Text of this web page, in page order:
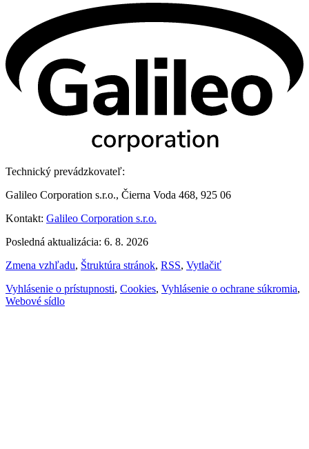
Technický prevádzkovateľ:
Galileo Corporation s.r.o., Čierna Voda 468, 925 06
Kontakt: Galileo Corporation s.r.o.
Posledná aktualizácia: 6. 8. 2026
Zmena vzhľadu, Štruktúra stránok, RSS, Vytlačiť
Vyhlásenie o prístupnosti, Cookies, Vyhlásenie o ochrane súkromia,
Webové sídlo